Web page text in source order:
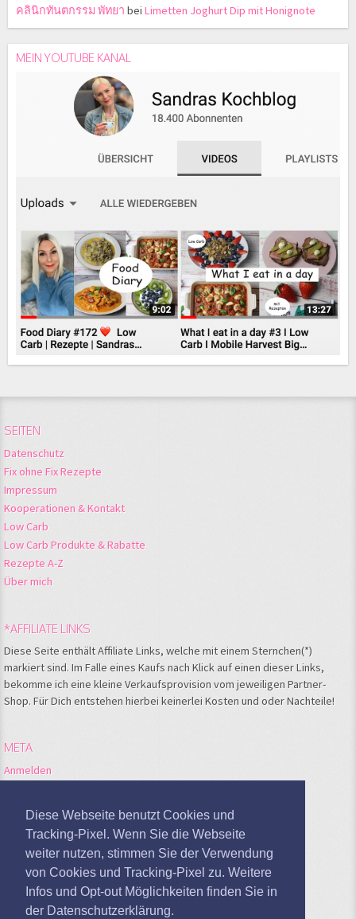
Diese Webseite benutzt Cookies und
Tracking-Pixel. Wenn Sie die Webseite
weiter nutzen, stimmen Sie der Verwendung
von Cookies und Tracking-Pixel zu. Weitere
Infos und Opt-out Möglichkeiten finden Sie in
der Datenschutzerklärung.
คลินิกทันตกรรม พัทยา bei Limetten Joghurt Dip mit Honignote
MEIN YOUTUBE KANAL
SEITEN
Datenschutz
Fix ohne Fix Rezepte
Impressum
Kooperationen & Kontakt
Low Carb
Low Carb Produkte & Rabatte
Rezepte A-Z
Über mich
*AFFILIATE LINKS
Diese Seite enthält Affiliate Links, welche mit einem Sternchen(*)
markiert sind. Im Falle eines Kaufs nach Klick auf einen dieser Links,
bekomme ich eine kleine Verkaufsprovision vom jeweiligen Partner-
Shop. Für Dich entstehen hierbei keinerlei Kosten und oder Nachteile!
META
Anmelden
Google Analytics deaktivieren